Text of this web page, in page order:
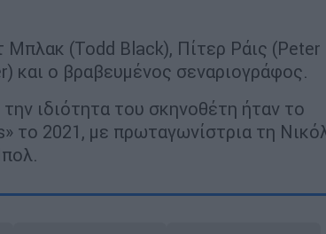
Μπλακ (Todd Black), Πίτερ Ράις (Peter
και ο βραβευμένος σεναριογράφος.
ιδιότητα του σκηνοθέτη ήταν το
το 2021, με πρωταγωνίστρια τη